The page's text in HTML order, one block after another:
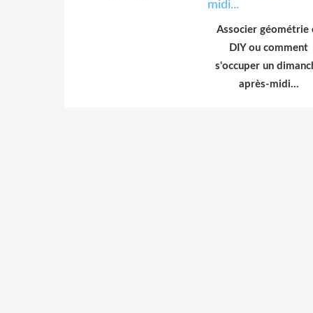
Associer géométrie
DIY ou comment
s'occuper un
après-midi...